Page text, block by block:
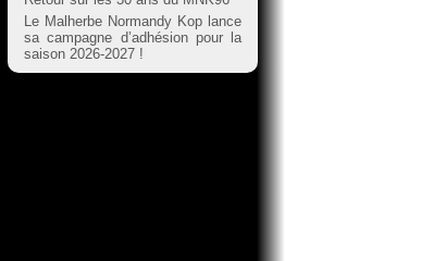
Le Malherbe Normandy Kop lance
sa campagne d’adhésion pour la
saison 2026-2027 !